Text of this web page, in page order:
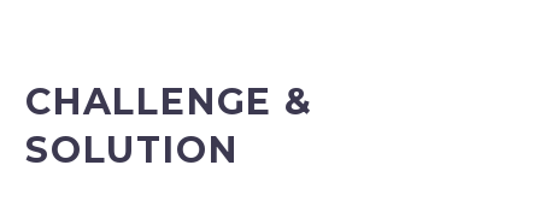
CHALLENGE &
SOLUTION